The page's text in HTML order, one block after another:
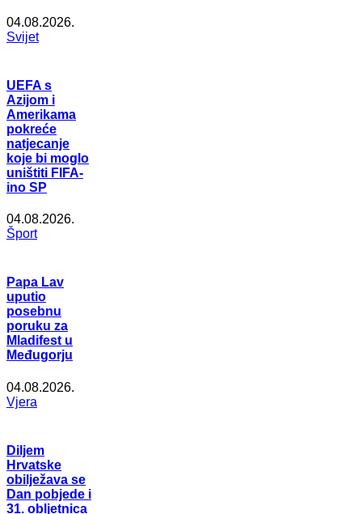
04.08.2026.
Svijet
UEFA s
Azijom i
Amerikama
pokreće
natjecanje
koje bi moglo
uništiti FIFA-
ino SP
04.08.2026.
Šport
Papa Lav
uputio
posebnu
poruku za
Mladifest u
Međugorju
04.08.2026.
Vjera
Diljem
Hrvatske
obilježava se
Dan pobjede i
31. obljetnica